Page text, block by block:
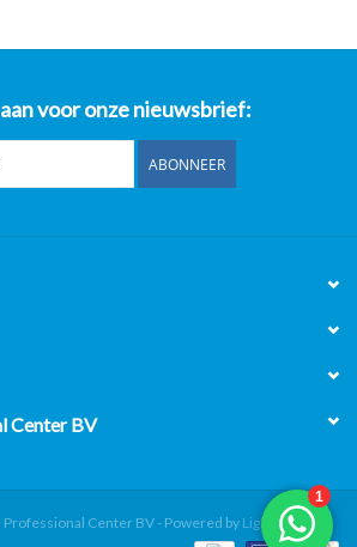
voor onze nieuwsbrief:
ABONNEER
Center BV
Center BV - Powered by Lightspeed